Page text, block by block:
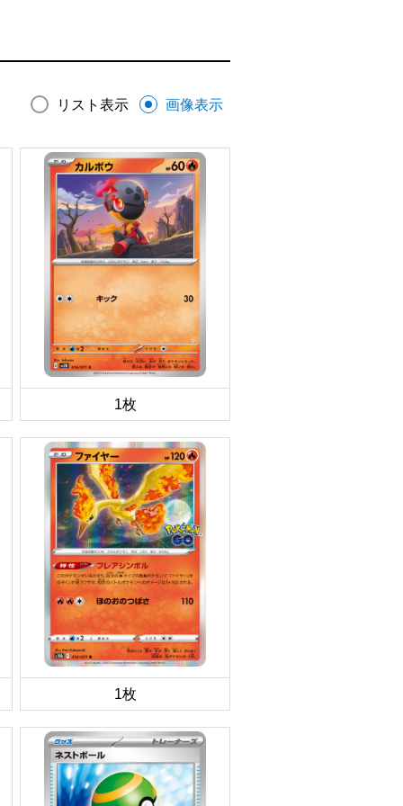
リスト表示 画像表示
1枚
1枚